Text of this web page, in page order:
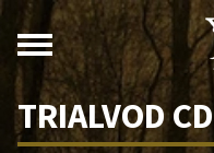
TRIALVOD CD